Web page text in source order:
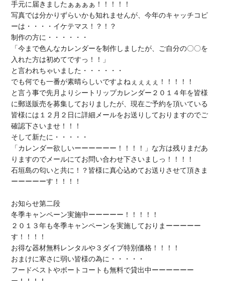
手元に届きましたぁぁぁぁ！！！！！
写真では分かりずらいかも知れませんが、今年のキャッチコピ
ーは・・・・ イケテマス！？！？
制作の方に・・・・・・
「今まで色んなカレンダーを制作しましたが、 ご自分の〇〇を
入れた方は初めてですっ！！」
と言われちゃいました・・・・・・
でも何でも一番が素晴らしいですよねぇぇぇぇ！！！！！
と言う事で先月よりシートリップカレンダー２０１４年を皆様
に郵送販売を募集しておりましたが、現在ご予約を頂いている
皆様には １２月２日に詳細メールをお送り しておりますのでご
確認下さいませ！！！
そして新たに・・・・・
「 カレンダー欲しいーーーーーー ！！！！」な方は残りまだあ
りますのでメールにてお問い合わせ下さい
石垣島の匂いと共に ！？皆様に真心込めてお送りさせて頂きま
ーーーーーす！！！！
冬季キャンペーン実施中ーーーーー！！！！！
２０１３年も冬季キャンペーンを実施 しておりまーーーーー
お得な器材無料レンタルや ３ダイブ特別価格 ！！！！
おまけに寒さに弱い皆様の為
フードベストやボートコート も無料で貸出中ーーーーーー